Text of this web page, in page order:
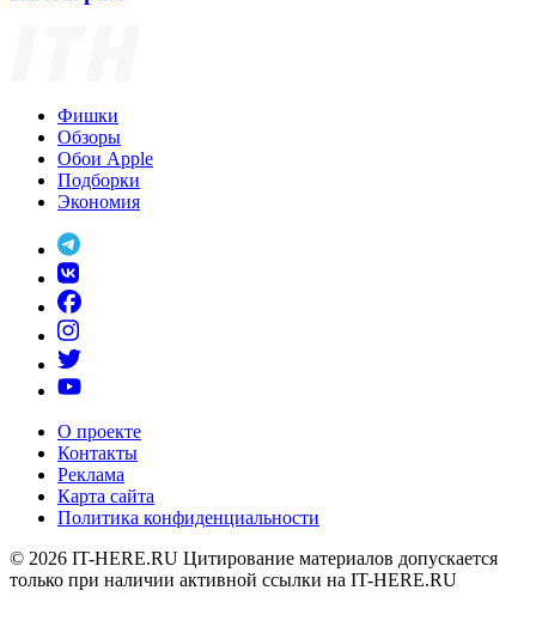
Фишки
Обзоры
Обои Apple
Подборки
Экономия
О проекте
Контакты
Реклама
Карта сайта
Политика конфиденциальности
© 2026 IT-HERE.RU Цитирование материалов допускается
только при наличии активной ссылки на IT-HERE.RU